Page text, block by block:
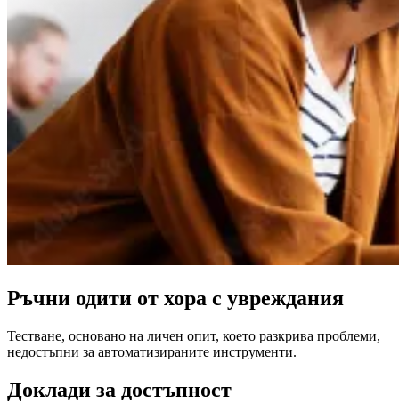
Ръчни одити от хора с увреждания
Тестване, основано на личен опит, което разкрива проблеми,
недостъпни за автоматизираните инструменти.
Доклади за достъпност